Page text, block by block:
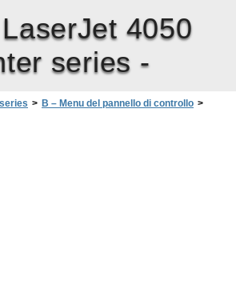
4050
series -
> B – Menu del pannello di controllo >